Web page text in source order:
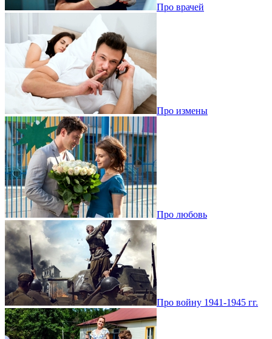
Про врачей
Про измены
Про любовь
Про войну 1941-1945 гг.